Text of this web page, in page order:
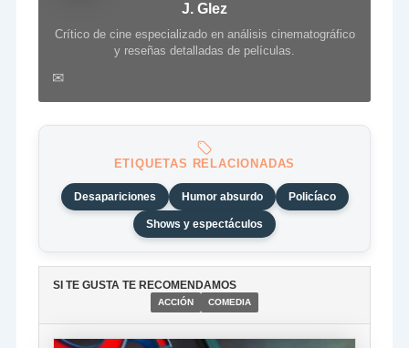
J. Glez
Crítico de cine especializado en análisis cinematográfico
y reseñas detalladas de películas.
✉
ETIQUETAS RELACIONADAS
Desapariciones Humor absurdo Policíaco
Shows y espectáculos
SI TE GUSTA TE RECOMENDAMOS
ACCIÓN COMEDIA